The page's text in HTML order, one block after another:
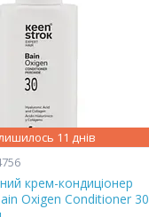
11 днів
крем-кондиціонер
Oxigen Conditioner 30